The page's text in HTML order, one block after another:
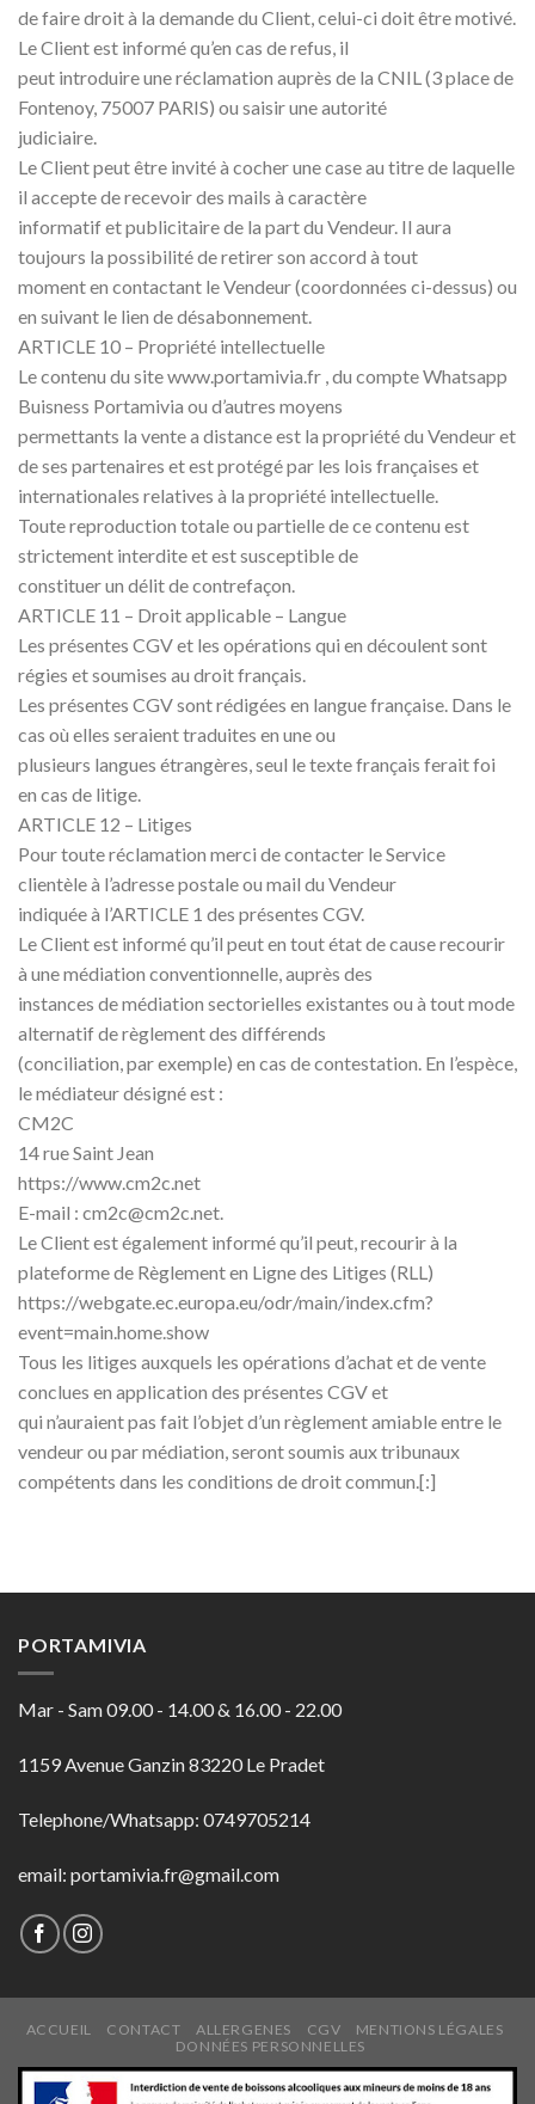
de faire droit à la demande du Client, celui-ci doit être motivé.
Le Client est informé qu’en cas de refus, il
peut introduire une réclamation auprès de la CNIL (3 place de
Fontenoy, 75007 PARIS) ou saisir une autorité
judiciaire.
Le Client peut être invité à cocher une case au titre de laquelle
il accepte de recevoir des mails à caractère
informatif et publicitaire de la part du Vendeur. Il aura
toujours la possibilité de retirer son accord à tout
moment en contactant le Vendeur (coordonnées ci-dessus) ou
en suivant le lien de désabonnement.
ARTICLE 10 – Propriété intellectuelle
Le contenu du site www.portamivia.fr , du compte Whatsapp
Buisness Portamivia ou d’autres moyens
permettants la vente a distance est la propriété du Vendeur et
de ses partenaires et est protégé par les lois françaises et
internationales relatives à la propriété intellectuelle.
Toute reproduction totale ou partielle de ce contenu est
strictement interdite et est susceptible de
constituer un délit de contrefaçon.
ARTICLE 11 – Droit applicable – Langue
Les présentes CGV et les opérations qui en découlent sont
régies et soumises au droit français.
Les présentes CGV sont rédigées en langue française. Dans le
cas où elles seraient traduites en une ou
plusieurs langues étrangères, seul le texte français ferait foi
en cas de litige.
ARTICLE 12 – Litiges
Pour toute réclamation merci de contacter le Service
clientèle à l’adresse postale ou mail du Vendeur
indiquée à l’ARTICLE 1 des présentes CGV.
Le Client est informé qu’il peut en tout état de cause recourir
à une médiation conventionnelle, auprès des
instances de médiation sectorielles existantes ou à tout mode
alternatif de règlement des différends
(conciliation, par exemple) en cas de contestation. En l’espèce,
le médiateur désigné est :
CM2C
14 rue Saint Jean
https://www.cm2c.net
E-mail : cm2c@cm2c.net.
Le Client est également informé qu’il peut, recourir à la
plateforme de Règlement en Ligne des Litiges (RLL)
https://webgate.ec.europa.eu/odr/main/index.cfm?
event=main.home.show
Tous les litiges auxquels les opérations d’achat et de vente
conclues en application des présentes CGV et
qui n’auraient pas fait l’objet d’un règlement amiable entre le
vendeur ou par médiation, seront soumis aux tribunaux
compétents dans les conditions de droit commun.[:]
PORTAMIVIA
Mar - Sam 09.00 - 14.00 & 16.00 - 22.00
1159 Avenue Ganzin 83220 Le Pradet
Telephone/Whatsapp: 0749705214
email: portamivia.fr@gmail.com
ACCUEIL CONTACT ALLERGENES CGV
MENTIONS LÉGALES
DONNÉES PERSONNELLES